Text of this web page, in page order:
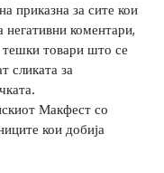
приказна за сите кои
коментари,
товари што се
сликата за
Макфест со
кои добија